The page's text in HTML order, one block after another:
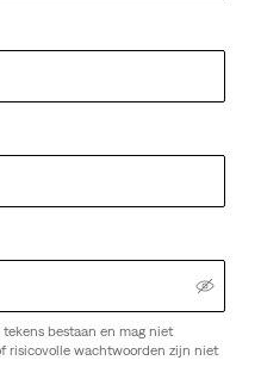
bestaan en mag niet
risicovolle wachtwoorden zijn niet